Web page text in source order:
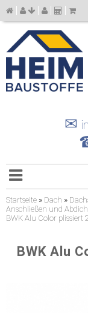
✉
Startseite » Dach »
Anschließen und
BWK Alu Color plissiert
BWK Alu